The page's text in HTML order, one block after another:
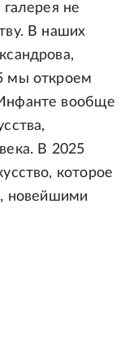
галерея не
В наших
мы откроем
вообще
В 2025
которое
новейшими